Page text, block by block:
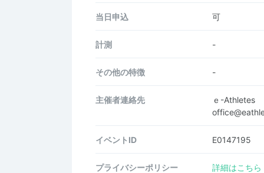
当日申込 可
計測 -
その他の特徴 -
主催者連絡先
ｅ-Athletes
イベントID E0147195
プライバシーポリシー 詳細はこちら